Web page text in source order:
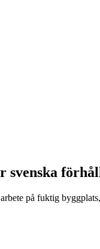
svenska
på fuktig